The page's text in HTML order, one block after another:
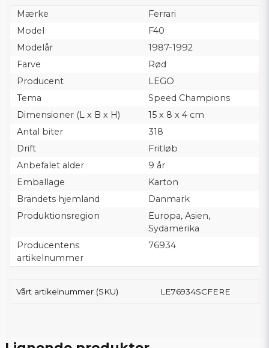
Mærke
Ferrari
Model
F40
Modelår
1987-1992
Farve
Rød
Producent
LEGO
Tema
Speed Champions
Dimensioner (L x B x H)
15 x 8 x 4 cm
Antal biter
318
Drift
Fritløb
Anbefalet alder
9 år
Emballage
Karton
Brandets hjemland
Danmark
Produktionsregion
Europa, Asien,
Sydamerika
Producentens
artikelnummer
76934
Vårt artikelnummer (SKU) LE76934SCFERE